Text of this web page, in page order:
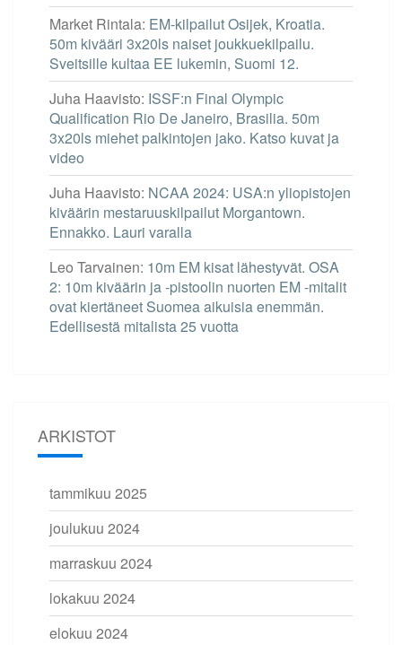
Market Rintala: EM-kilpailut Osijek, Kroatia.
50m kivääri 3x20ls naiset joukkuekilpailu.
Sveitsille kultaa EE lukemin, Suomi 12.
Juha Haavisto: ISSF:n Final Olympic
Qualification Rio De Janeiro, Brasilia. 50m
3x20ls miehet palkintojen jako. Katso kuvat ja
video
Juha Haavisto: NCAA 2024: USA:n yliopistojen
kiväärin mestaruuskilpailut Morgantown.
Ennakko. Lauri varalla
Leo Tarvainen: 10m EM kisat lähestyvät. OSA
2: 10m kiväärin ja -pistoolin nuorten EM -mitalit
ovat kiertäneet Suomea aikuisia enemmän.
Edellisestä mitalista 25 vuotta
ARKISTOT
tammikuu 2025
joulukuu 2024
marraskuu 2024
lokakuu 2024
elokuu 2024